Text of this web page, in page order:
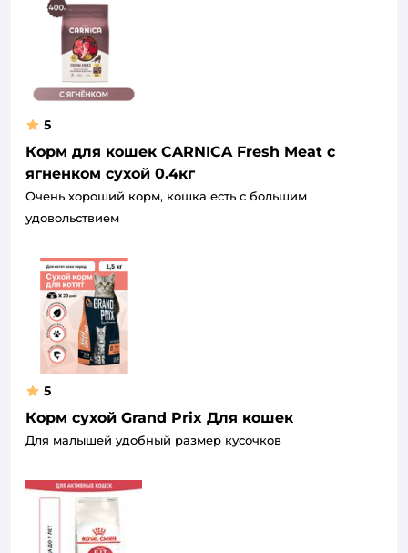
5
Корм для кошек CARNICA Fresh Meat с
ягненком сухой 0.4кг
Очень хороший корм, кошка есть с большим
удовольствием
5
Корм сухой Grand Prix Для кошек
Для малышей удобный размер кусочков